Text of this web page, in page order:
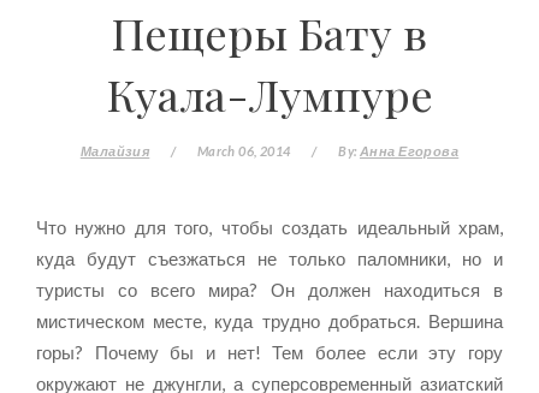
Пещеры Бату в
Куала-Лумпуре
Малайзия / March 06, 2014 / By: Анна Егорова
Что нужно для того, чтобы создать идеальный храм,
куда будут съезжаться не только паломники, но и
туристы со всего мира? Он должен находиться в
мистическом месте, куда трудно добраться. Вершина
горы? Почему бы и нет! Тем более если эту гору
окружают не джунгли, а суперсовременный азиатский